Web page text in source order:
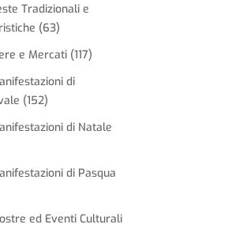
Tradizionali e
(63)
e Mercati (117)
di
(152)
di Natale
di Pasqua
ed Eventi Culturali